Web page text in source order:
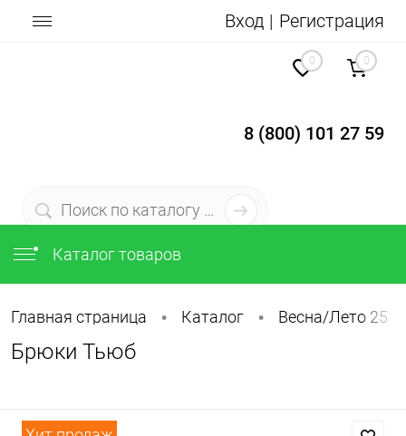
Вход Регистрация
8 (800) 101 27 59
0 0
Каталог товаров
Главная страница • Каталог • Весна/Лето 25
Брюки Тьюб